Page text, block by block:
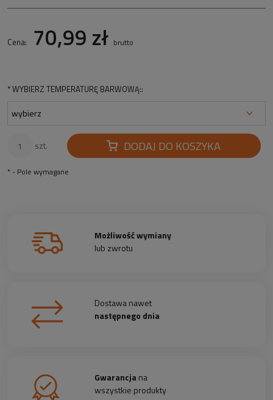
Cena: 70,99 zł brutto
*WYBIERZ TEMPERATURĘ BARWOWĄ::
szt. DODAJ DO KOSZYKA
* - Pole wymagane
Możliwość wymiany
lub zwrotu
Dostawa nawet
następnego dnia
Gwarancjana
wszystkie produkty